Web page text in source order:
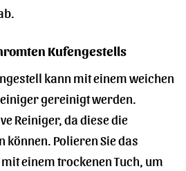
Kufengestells
kann mit einem weichen
gereinigt werden.
Reiniger, da diese die
können. Polieren Sie das
einem trockenen Tuch, um